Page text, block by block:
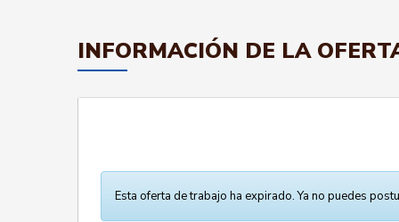
INFORMACIÓN DE LA
Esta oferta de trabajo ha expirado. Ya no puedes